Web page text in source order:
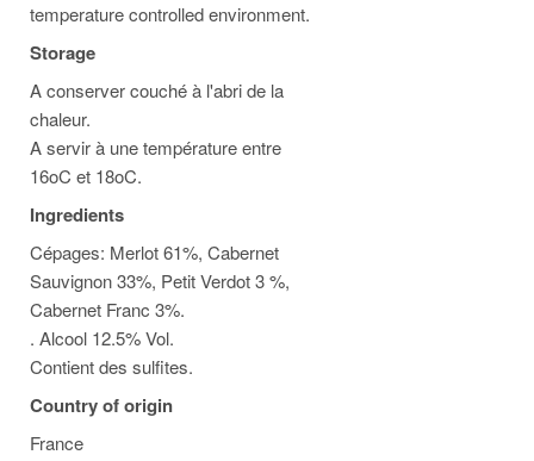
temperature controlled environment.
Storage
A conserver couché à l'abri de la
chaleur.
A servir à une température entre
16oC et 18oC.
Ingredients
Cépages: Merlot 61%, Cabernet
Sauvignon 33%, Petit Verdot 3 %,
Cabernet Franc 3%.
. Alcool 12.5% Vol.
Contient des sulfites.
Country of origin
France